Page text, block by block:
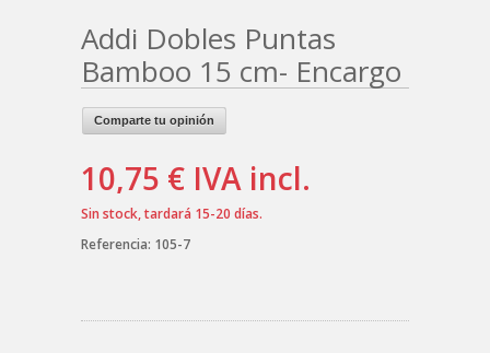
Addi Dobles Puntas
Bamboo 15 cm- Encargo
Comparte tu opinión
10,75 € IVA incl.
Sin stock, tardará 15-20 días.
Referencia: 105-7